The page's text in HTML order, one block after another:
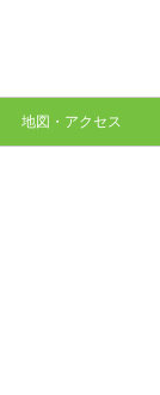
地図・アクセス